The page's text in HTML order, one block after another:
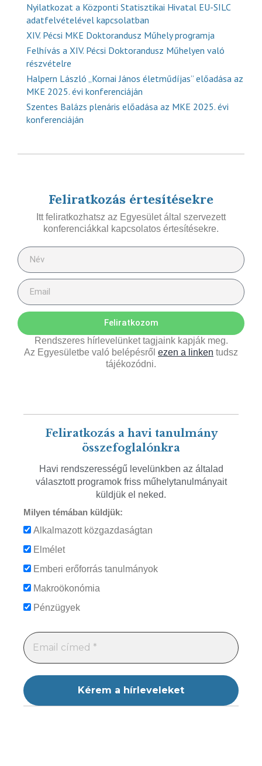
Nyilatkozat a Központi Statisztikai Hivatal EU-SILC
adatfelvételével kapcsolatban
XIV. Pécsi MKE Doktorandusz Műhely programja
Felhívás a XIV. Pécsi Doktorandusz Műhelyen való
részvételre
Halpern László „Kornai János életműdíjas” előadása az
MKE 2025. évi konferenciáján
Szentes Balázs plenáris előadása az MKE 2025. évi
konferenciáján
Feliratkozás értesítésekre
Itt feliratkozhatsz az Egyesület által szervezett
konferenciákkal kapcsolatos értesítésekre.
Feliratkozom
Rendszeres hírlevelünket tagjaink kapják meg.
Az Egyesületbe való belépésről ezen a linken tudsz
tájékozódni.
Feliratkozás a havi tanulmány
összefoglalónkra
Havi rendszerességű levelünkben az általad
választott programok friss műhelytanulmányait
küldjük el neked.
Milyen témában küldjük:
Alkalmazott közgazdaságtan
Elmélet
Emberi erőforrás tanulmányok
Makroökonómia
Pénzügyek